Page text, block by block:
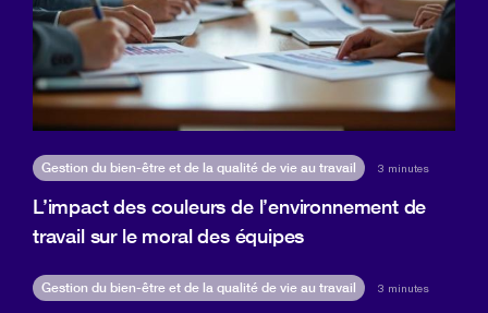
Gestion du bien-être et de la qualité de vie au travail 3 minutes
L’impact des couleurs de l’environnement de
travail sur le moral des équipes
Gestion du bien-être et de la qualité de vie au travail 3 minutes